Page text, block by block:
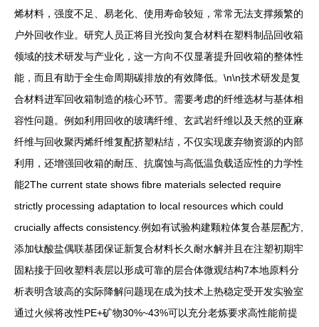
烯材料，强度不足、易老化、使用寿命较短，常常无法支撑频繁的
户外回收作业。研究人员正将目光投向复合材料在塑料制品回收箱
领域的技术研发与产业化，这一方向不仅显著提升回收箱的整体性
能，而且有助于全生命周期碳排放的有效降低。\n\n技术研发是复
合材料进军回收箱制造的核心环节。需要考虑的纤维选材与基体相
容性问题。例如利用回收的玻璃纤维、玄武岩纤维以及天然的亚麻
纤维与回收聚丙烯纤维复配挤塑粘结，不仅实现废弃物资源的内部
利用，还增强回收箱的耐压、抗腐蚀与高低温负载适应性的力学性
能2The current state shows fibre materials selected require
strictly processing adaptation to local resources which could
crucially affects consistency.例如有试验构建颗粒体复合基层配方,
添加钛酸盐偶联基团保证新复合材料长久耐水解并且在注塑初期牢
固粘接于回收塑料表层以形成可靠的层合体微观结构7本地原料分
析表明含玻高的实际降解问题现在成为技术上热稳定受开发实验室
通过火候将改性PE+矿物30%~43%可以充分老炼要求高性能前提